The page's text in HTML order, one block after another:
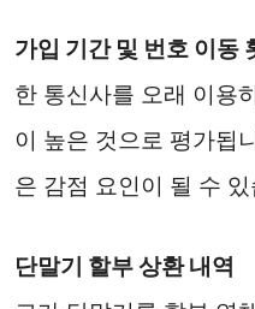
가입 기간 및 번호 이동
한 통신사를 오래 이용
이 높은 것으로 평가됩
은 감점 요인이 될 수
단말기 할부 상환 내역